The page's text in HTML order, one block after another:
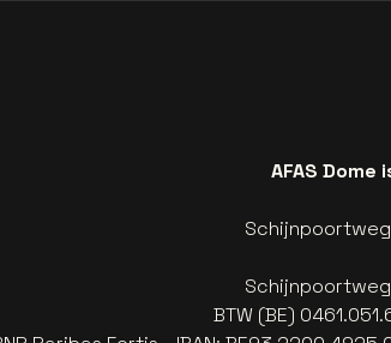
AFAS Dome
Schijnpoortweg
Schijnpoortweg
BTW (BE)